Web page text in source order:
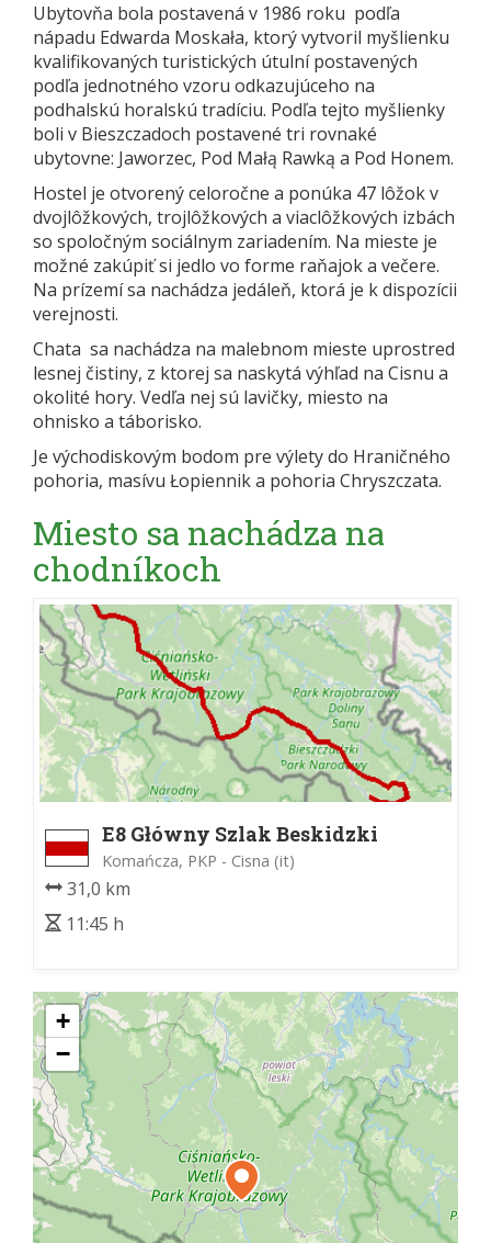
Ubytovňa bola postavená v 1986 roku podľa
nápadu Edwarda Moskała, ktorý vytvoril myšlienku
kvalifikovaných turistických útulní postavených
podľa jednotného vzoru odkazujúceho na
podhalskú horalskú tradíciu. Podľa tejto myšlienky
boli v Bieszczadoch postavené tri rovnaké
ubytovne: Jaworzec, Pod Małą Rawką a Pod Honem.
Hostel je otvorený celoročne a ponúka 47 lôžok v
dvojlôžkových, trojlôžkových a viaclôžkových izbách
so spoločným sociálnym zariadením. Na mieste je
možné zakúpiť si jedlo vo forme raňajok a večere.
Na prízemí sa nachádza jedáleň, ktorá je k dispozícii
verejnosti.
Chata sa nachádza na malebnom mieste uprostred
lesnej čistiny, z ktorej sa naskytá výhľad na Cisnu a
okolité hory. Vedľa nej sú lavičky, miesto na
ohnisko a táborisko.
Je východiskovým bodom pre výlety do Hraničného
pohoria, masívu Łopiennik a pohoria Chryszczata.
Miesto sa nachádza na
chodníkoch
E8 Główny Szlak Beskidzki
Komańcza, PKP - Cisna (it)
31,0 km
11:45 h
+
−